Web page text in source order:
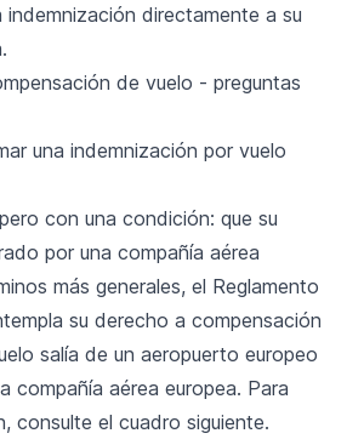
indemnización directamente a su
de vuelo - preguntas
una indemnización por vuelo
con una condición: que su
por una compañía aérea
más generales, el Reglamento
su derecho a compensación
salía de un aeropuerto europeo
compañía aérea europea. Para
consulte el cuadro siguiente.